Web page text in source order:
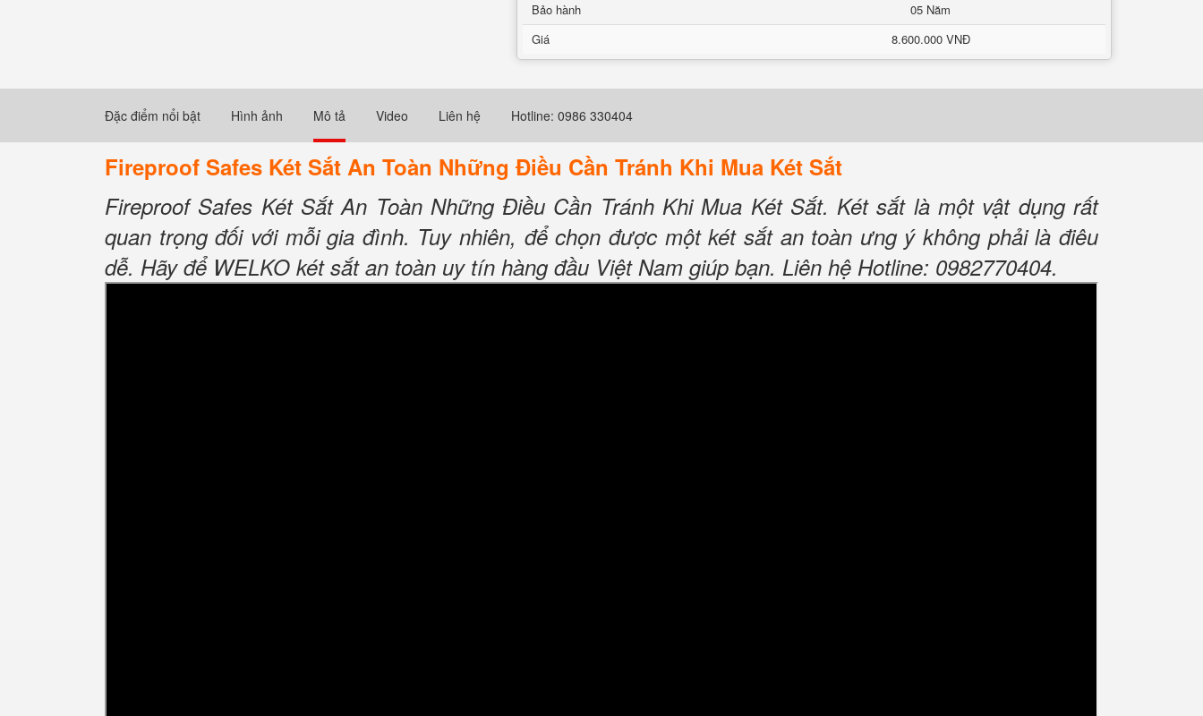
Bảo hành
05 Năm
Giá
8.600.000 VNĐ
Đặc điểm nổi bật Hình ảnh Mô tả Video Liên hệ Hotline: 0986 330404
Fireproof Safes Két Sắt An Toàn Những Điều Cần Tránh Khi Mua Két Sắt
Fireproof Safes Két Sắt An Toàn Những Điều Cần Tránh Khi Mua Két Sắt. Két sắt là một vật dụng rất
quan trọng đối với mỗi gia đình. Tuy nhiên, để chọn được một két sắt an toàn ưng ý không phải là điêu
dễ. Hãy để WELKO két sắt an toàn uy tín hàng đầu Việt Nam giúp bạn. Liên hệ Hotline: 0982770404.